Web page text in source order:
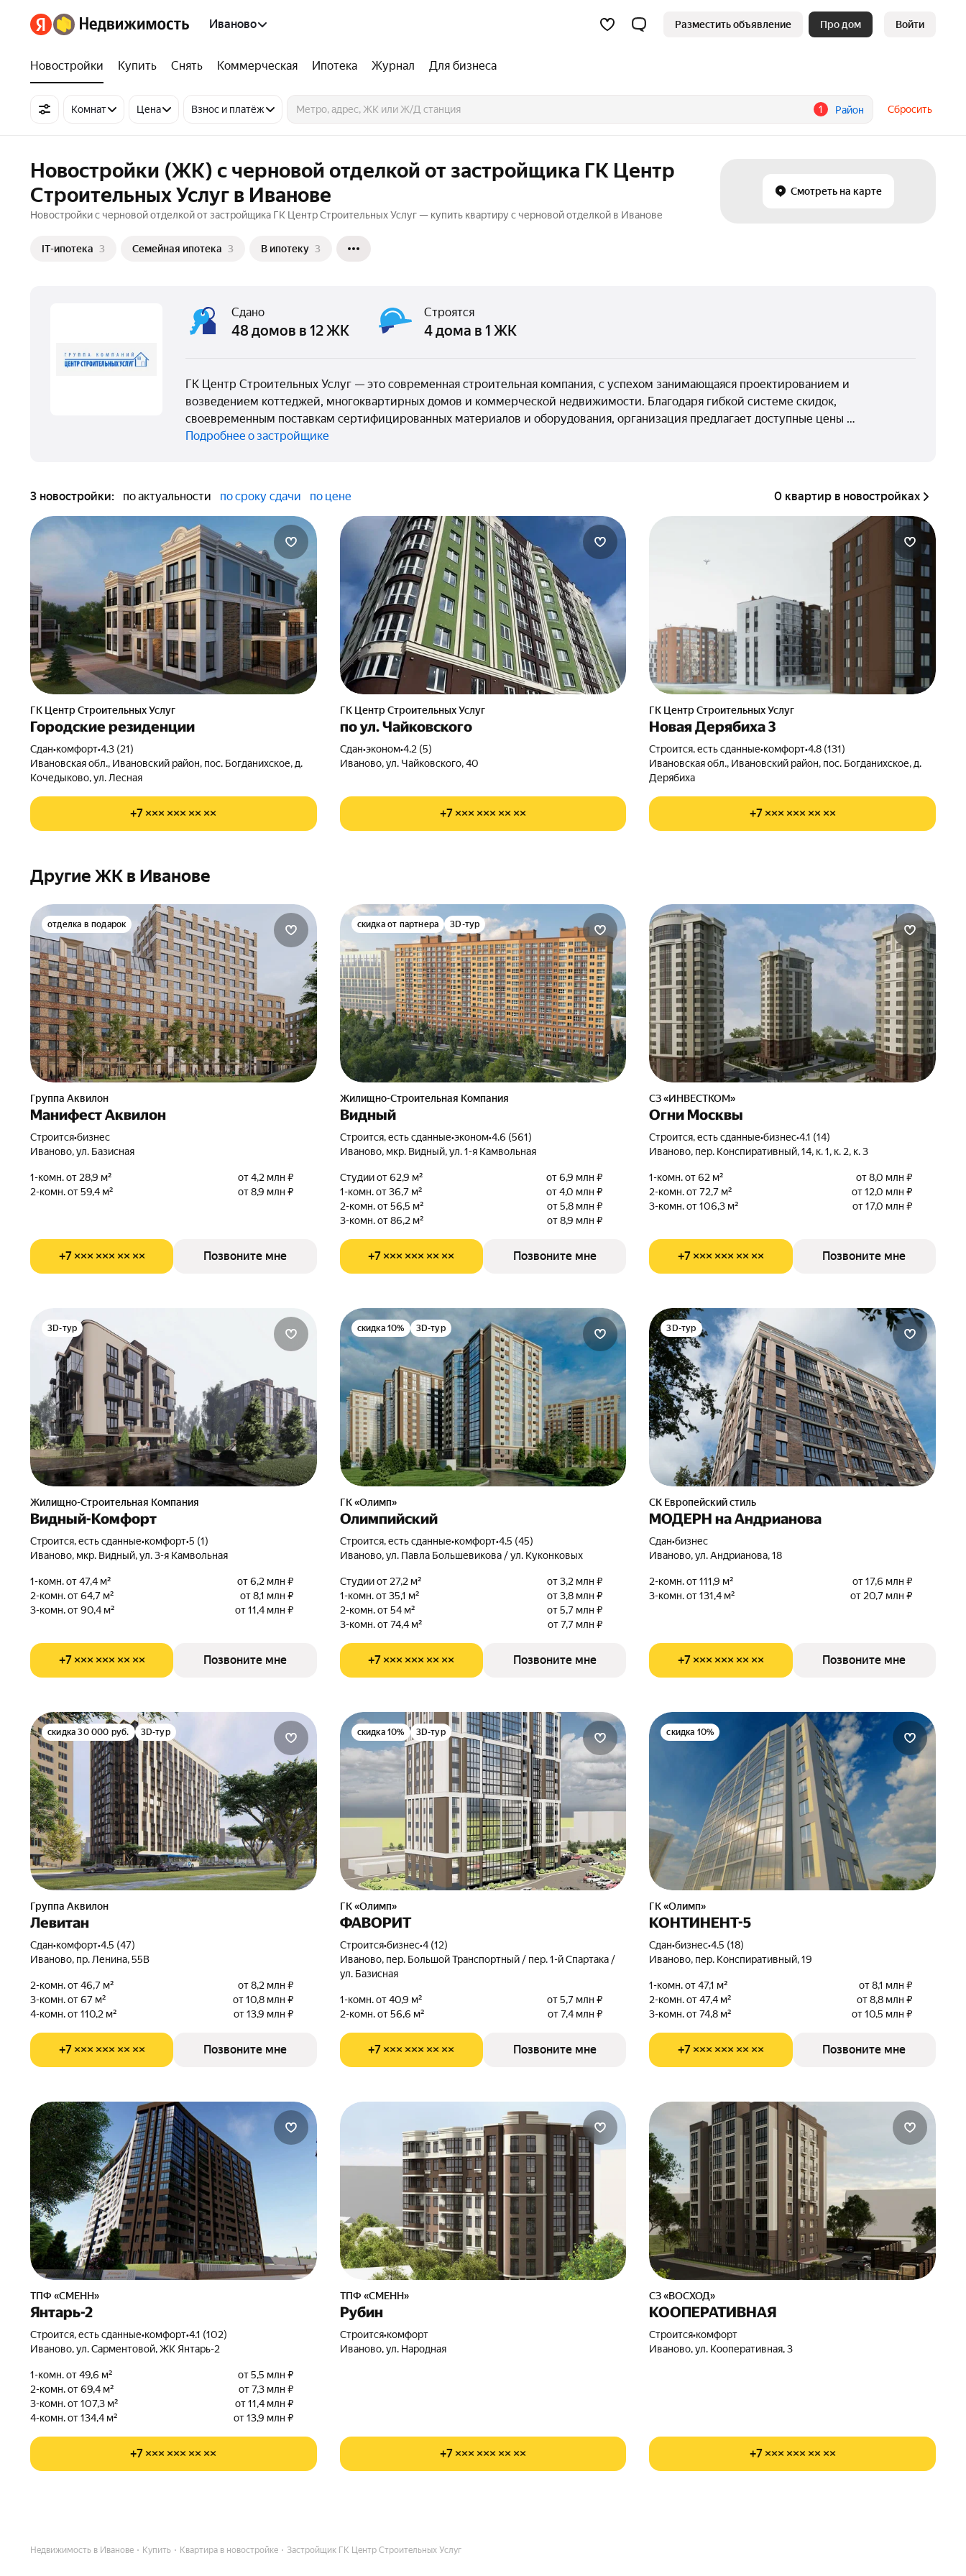
Иваново Разместить объявление Про дом Войти
Новостройки Купить Снять Коммерческая Ипотека Журнал Для бизнеса
Комнат Цена Взнос и платёж 1 Район Сбросить
Новостройки (ЖК) с черновой отделкой от застройщика ГК Центр
Строительных Услуг в Иванове
Новостройки с черновой отделкой от застройщика ГК Центр Строительных Услуг — купить квартиру с черновой отделкой в Иванове
IT-ипотека 3 Семейная ипотека 3 В ипотеку 3
Смотреть на карте
Сдано
48 домов в 12 ЖК
Строятся
4 дома в 1 ЖК
ГК Центр Строительных Услуг — это современная строительная компания, с успехом занимающаяся проектированием и
возведением коттеджей, многоквартирных домов и коммерческой недвижимости. Благодаря гибкой системе скидок,
своевременным поставкам сертифицированных материалов и оборудования, организация предлагает доступные цены …
Подробнее о застройщике
3 новостройки: по актуальности по сроку сдачи по цене 0 квартир в новостройках
ГК Центр Строительных Услуг
Городские резиденции
Сдан•комфорт•4.3 (21)
Ивановская обл., Ивановский район, пос. Богданихское, д.
Кочедыково, ул. Лесная
+7 ××× ××× ×× ××
ГК Центр Строительных Услуг
по ул. Чайковского
Сдан•эконом•4.2 (5)
Иваново, ул. Чайковского, 40
+7 ××× ××× ×× ××
ГК Центр Строительных Услуг
Новая Дерябиха 3
Строится, есть сданные•комфорт•4.8 (131)
Ивановская обл., Ивановский район, пос. Богданихское, д.
Дерябиха
+7 ××× ××× ×× ××
Другие ЖК в Иванове
отделка в подарок
Группа Аквилон
Манифест Аквилон
Строится•бизнес
Иваново, ул. Базисная
1-комн. от 28,9 м²
от 4,2 млн ₽
2-комн. от 59,4 м²
от 8,9 млн ₽
+7 ××× ××× ×× ×× Позвоните мне
скидка от партнера 3D-тур
Жилищно-Строительная Компания
Видный
Строится, есть сданные•эконом•4.6 (561)
Иваново, мкр. Видный, ул. 1-я Камвольная
Студии от 62,9 м²
от 6,9 млн ₽
1-комн. от 36,7 м²
от 4,0 млн ₽
2-комн. от 56,5 м²
от 5,8 млн ₽
3-комн. от 86,2 м²
от 8,9 млн ₽
+7 ××× ××× ×× ×× Позвоните мне
СЗ «ИНВЕСТКОМ»
Огни Москвы
Строится, есть сданные•бизнес•4.1 (14)
Иваново, пер. Конспиративный, 14, к. 1, к. 2, к. 3
1-комн. от 62 м²
от 8,0 млн ₽
2-комн. от 72,7 м²
от 12,0 млн ₽
3-комн. от 106,3 м²
от 17,0 млн ₽
+7 ××× ××× ×× ×× Позвоните мне
3D-тур
Жилищно-Строительная Компания
Видный-Комфорт
Строится, есть сданные•комфорт•5 (1)
Иваново, мкр. Видный, ул. 3-я Камвольная
1-комн. от 47,4 м²
от 6,2 млн ₽
2-комн. от 64,7 м²
от 8,1 млн ₽
3-комн. от 90,4 м²
от 11,4 млн ₽
+7 ××× ××× ×× ×× Позвоните мне
скидка 10% 3D-тур
ГК «Олимп»
Олимпийский
Строится, есть сданные•комфорт•4.5 (45)
Иваново, ул. Павла Большевикова / ул. Куконковых
Студии от 27,2 м²
от 3,2 млн ₽
1-комн. от 35,1 м²
от 3,8 млн ₽
2-комн. от 54 м²
от 5,7 млн ₽
3-комн. от 74,4 м²
от 7,7 млн ₽
+7 ××× ××× ×× ×× Позвоните мне
3D-тур
СК Европейский стиль
МОДЕРН на Андрианова
Сдан•бизнес
Иваново, ул. Андрианова, 18
2-комн. от 111,9 м²
от 17,6 млн ₽
3-комн. от 131,4 м²
от 20,7 млн ₽
+7 ××× ××× ×× ×× Позвоните мне
скидка 30 000 руб. 3D-тур
Группа Аквилон
Левитан
Сдан•комфорт•4.5 (47)
Иваново, пр. Ленина, 55В
2-комн. от 46,7 м²
от 8,2 млн ₽
3-комн. от 67 м²
от 10,8 млн ₽
4-комн. от 110,2 м²
от 13,9 млн ₽
+7 ××× ××× ×× ×× Позвоните мне
скидка 10% 3D-тур
ГК «Олимп»
ФАВОРИТ
Строится•бизнес•4 (12)
Иваново, пер. Большой Транспортный / пер. 1-й Спартака /
ул. Базисная
1-комн. от 40,9 м²
от 5,7 млн ₽
2-комн. от 56,6 м²
от 7,4 млн ₽
+7 ××× ××× ×× ×× Позвоните мне
скидка 10%
ГК «Олимп»
КОНТИНЕНТ-5
Сдан•бизнес•4.5 (18)
Иваново, пер. Конспиративный, 19
1-комн. от 47,1 м²
от 8,1 млн ₽
2-комн. от 47,4 м²
от 8,8 млн ₽
3-комн. от 74,8 м²
от 10,5 млн ₽
+7 ××× ××× ×× ×× Позвоните мне
ТПФ «СМЕНН»
Янтарь-2
Строится, есть сданные•комфорт•4.1 (102)
Иваново, ул. Сарментовой, ЖК Янтарь-2
1-комн. от 49,6 м²
от 5,5 млн ₽
2-комн. от 69,4 м²
от 7,3 млн ₽
3-комн. от 107,3 м²
от 11,4 млн ₽
4-комн. от 134,4 м²
от 13,9 млн ₽
+7 ××× ××× ×× ××
ТПФ «СМЕНН»
Рубин
Строится•комфорт
Иваново, ул. Народная
+7 ××× ××× ×× ××
СЗ «ВОСХОД»
КООПЕРАТИВНАЯ
Строится•комфорт
Иваново, ул. Кооперативная, 3
+7 ××× ××× ×× ××
Недвижимость в Иванове Купить Квартира в новостройке Застройщик ГК Центр Строительных Услуг